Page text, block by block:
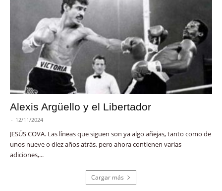
Alexis Argüello y el Libertador
- 12/11/2024
JESÚS COVA. Las líneas que siguen son ya algo añejas, tanto como de
unos nueve o diez años atrás, pero ahora contienen varias
adiciones,...
Cargar más